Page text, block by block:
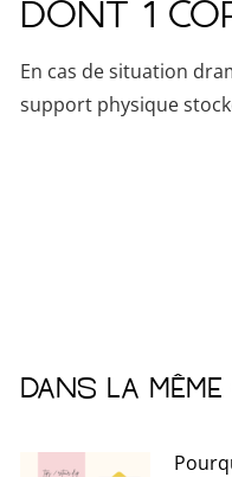
DONT 1
En cas de situation
support physique
Dans la